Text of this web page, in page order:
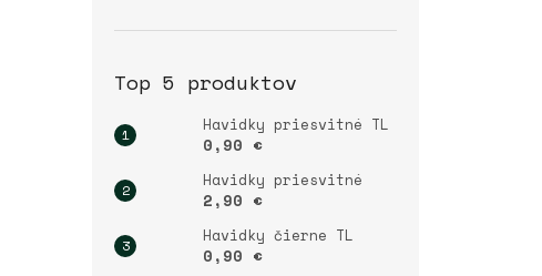
Top 5 produktov
Havidky priesvitné TL
0,90 €
Havidky priesvitné
2,90 €
Havidky čierne TL
0,90 €